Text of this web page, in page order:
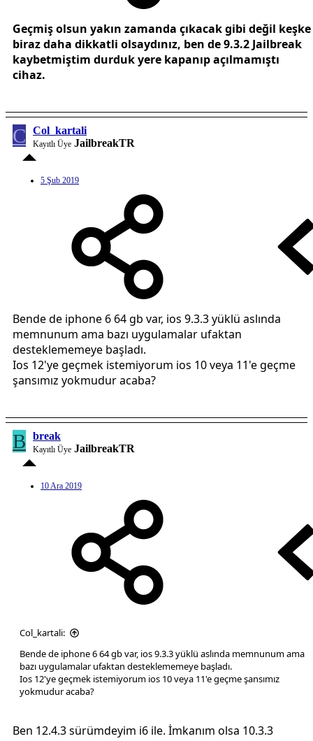
Geçmiş olsun yakın zamanda çıkacak gibi değil keşke
biraz daha dikkatli olsaydınız, ben de 9.3.2 Jailbreak
kaybetmiştim durduk yere kapanıp açılmamıştı
cihaz.
C Col_kartali
Kayıtlı Üye JailbreakTR
5 Şub 2019
Bende de iphone 6 64 gb var, ios 9.3.3 yüklü aslında
memnunum ama bazı uygulamalar ufaktan
desteklememeye başladı.
Ios 12'ye geçmek istemiyorum ios 10 veya 11'e geçme
şansımız yokmudur acaba?
B break
Kayıtlı Üye JailbreakTR
10 Ara 2019
Col_kartali:
Bende de iphone 6 64 gb var, ios 9.3.3 yüklü aslında memnunum ama
bazı uygulamalar ufaktan desteklememeye başladı.
Ios 12'ye geçmek istemiyorum ios 10 veya 11'e geçme şansımız
yokmudur acaba?
Ben 12.4.3 sürümdeyim i6 ile. İmkanım olsa 10.3.3